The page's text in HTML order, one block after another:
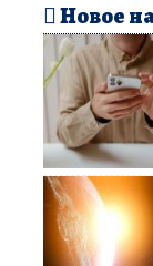
Новое